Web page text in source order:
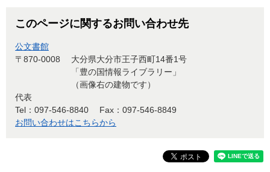
このページに関するお問い合わせ先
公文書館
〒870-0008
大分県大分市王子西町14番1号
「豊の国情報ライブラリー」
（画像右の建物です）
代表
Tel：097-546-8840
Fax：097-546-8849
お問い合わせはこちらから